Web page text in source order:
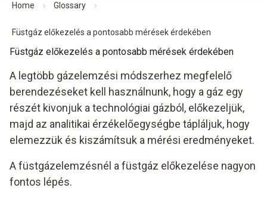
Home Glossary
Füstgáz előkezelés a pontosabb mérések érdekében
Füstgáz előkezelés a pontosabb mérések érdekében
A legtöbb gázelemzési módszerhez megfelelő
berendezéseket kell használnunk, hogy a gáz egy
részét kivonjuk a technológiai gázból, előkezeljük,
majd az analitikai érzékelőegységbe tápláljuk, hogy
elemezzük és kiszámítsuk a mérési eredményeket.
A füstgázelemzésnél a füstgáz előkezelése nagyon
fontos lépés.